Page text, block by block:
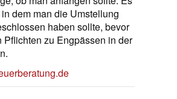
dem man die Umstellung
haben sollte, bevor
Pflichten zu Engpässen in der